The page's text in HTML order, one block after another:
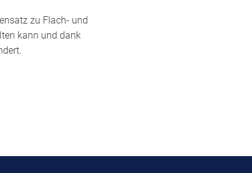
zu Flach- und
kann und dank